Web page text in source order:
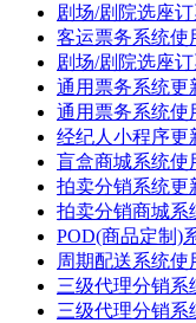
剧场/剧院选座
客运票务系统使
剧场/剧院选座
通用票务系统更
通用票务系统使
经纪人小程序更
盲盒商城系统使
拍卖分销系统更
拍卖分销商城系
POD(商品定制)
周期配送系统使
三级代理分销系
三级代理分销系